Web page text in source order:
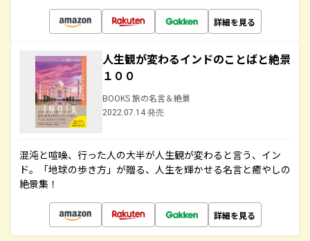
詳細を見る
人生観が変わるインドのことばと絶景
１００
BOOKS 旅の名言＆絶景
2022.07.14 発売
混沌と喧噪、行った人の大半が人生観が変わると言う、イン
ド。「地球の歩き方」が贈る、人生を輝かせる名言と癒やしの
絶景集！
詳細を見る